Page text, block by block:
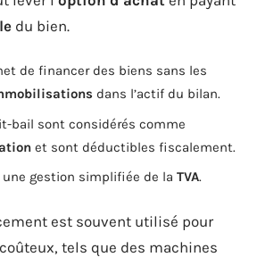
du bien.
de financer des biens sans les
dans l’actif du bilan.
bail sont considérés comme
et sont déductibles fiscalement.
gestion simplifiée de la TVA.
est souvent utilisé pour
tels que des machines